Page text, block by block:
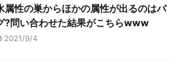
属性の巣からほかの属性が出るのはバ
?問い合わせた結果がこちらwww
2021/9/4